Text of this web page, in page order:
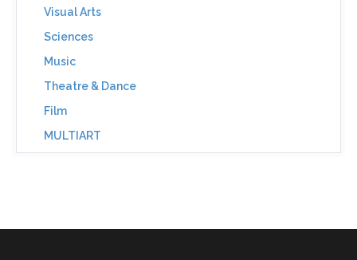
Visual Arts
Sciences
Music
Theatre & Dance
Film
MULTIART